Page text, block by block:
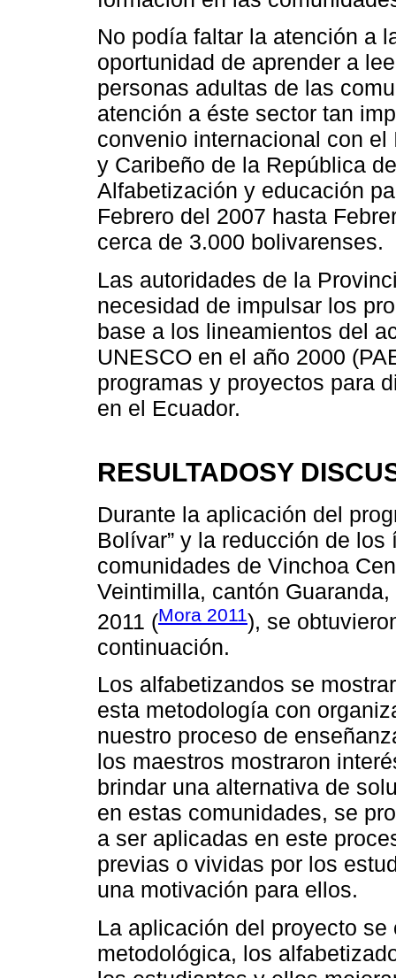
No podía faltar la atención a
oportunidad de aprender a
personas adultas de las
atención a éste sector tan
convenio internacional con
y Caribeño de la República
Alfabetización y educación
Febrero del 2007 hasta
cerca de 3.000 bolivarenses.
Las autoridades de la
necesidad de impulsar los
base a los lineamientos del
UNESCO en el año 2000
programas y proyectos para
en el Ecuador.
RESULTADOSY
Durante la aplicación del
Bolívar” y la reducción de
comunidades de Vinchoa
Veintimilla, cantón
2011 (Mora 2011), se
continuación.
Los alfabetizandos se
esta metodología con
nuestro proceso de
los maestros mostraron
brindar una alternativa de
en estas comunidades, se
a ser aplicadas en este
previas o vividas por los
una motivación para ellos.
La aplicación del proyecto
metodológica, los